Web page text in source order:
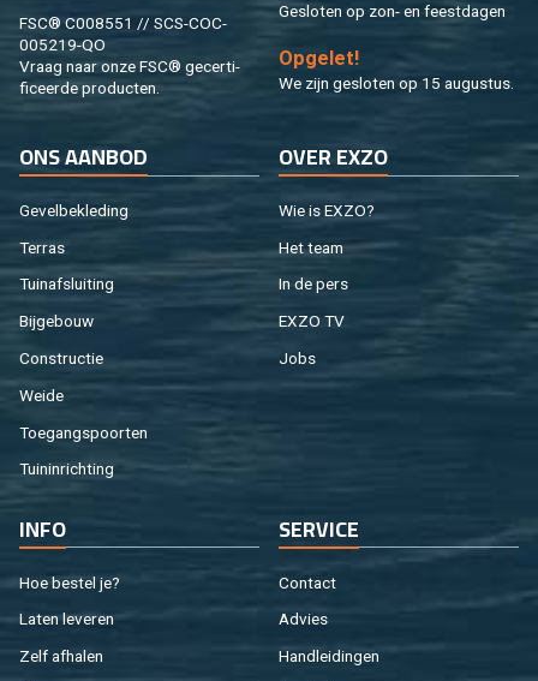
FSC® C008551 // SCS-COC-
005219-QO
Vraag naar onze FSC® ge­cer­ti­
fi­ceer­de pro­duc­ten.
Ge­slo­ten op zon- en feest­da­gen
Op­ge­let!
We zijn ge­slo­ten op 15 au­gus­tus.
ONS AAN­BOD
Ge­vel­be­kle­ding
Ter­ras
Tuin­af­slui­ting
Bij­ge­bouw
Con­struc­tie
Weide
Toe­gangs­poor­ten
Tuin­in­rich­ting
OVER EXZO
Wie is EXZO?
Het team
In de pers
EXZO TV
Jobs
INFO
Hoe be­stel je?
Laten le­ve­ren
Zelf af­ha­len
SER­VI­CE
Con­tact
Ad­vies
Hand­lei­din­gen